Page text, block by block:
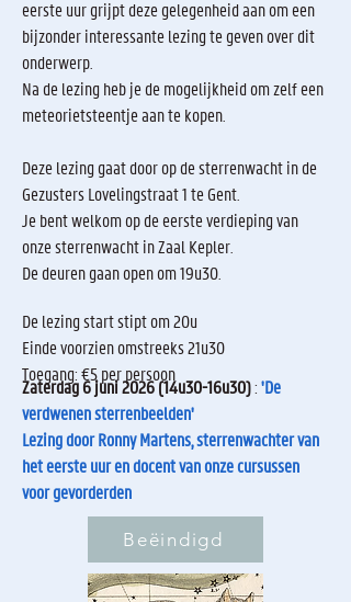
eerste uur grijpt deze gelegenheid aan om een
bijzonder interessante lezing te geven over dit
onderwerp.
Na de lezing heb je de mogelijkheid om zelf een
meteorietsteentje aan te kopen.
Deze lezing gaat door op de sterrenwacht in de
Gezusters Lovelingstraat 1 te Gent.
Je bent welkom op de eerste verdieping van
onze sterrenwacht in Zaal Kepler.
De deuren gaan open om 19u30.
De lezing start stipt om 20u
Einde voorzien omstreeks 21u30
Toegang: €5 per persoon
Zaterdag 6 juni 2026 (14u30-16u30):'De
verdwenen sterrenbeelden'
Lezing door Ronny Martens, sterrenwachter van
het eerste uur en docent van onze cursussen
voor gevorderden
Beëindigd